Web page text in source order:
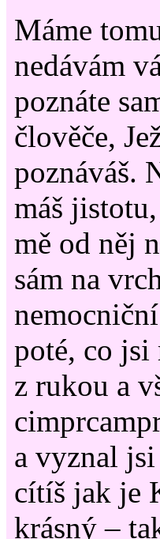
Máme
nedávám
poznáte
člověče,
poznáváš.
máš
mě od něj
sám na
poté, co
z rukou a
a vyznal
cítíš jak je
krásný –